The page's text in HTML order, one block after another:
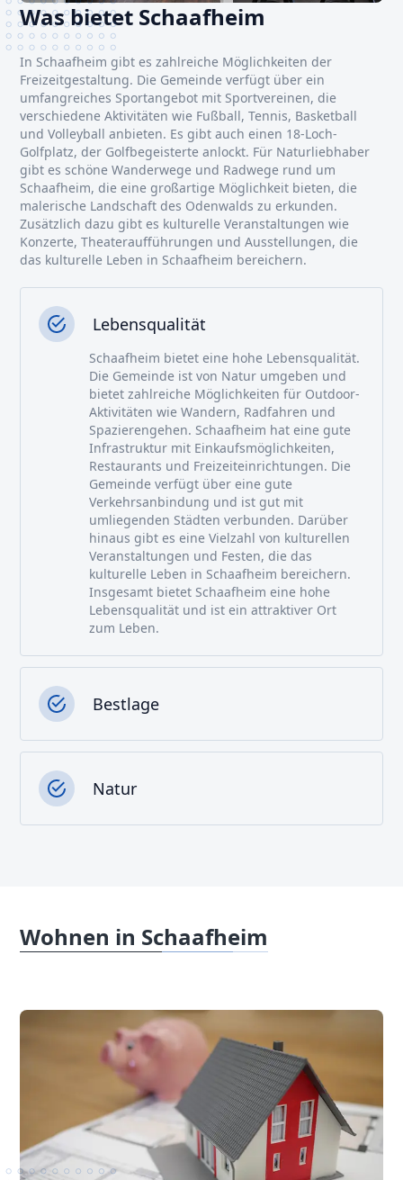
Was bietet Schaafheim
In Schaafheim gibt es zahlreiche Möglichkeiten der
Freizeitgestaltung. Die Gemeinde verfügt über ein
umfangreiches Sportangebot mit Sportvereinen, die
verschiedene Aktivitäten wie Fußball, Tennis, Basketball
und Volleyball anbieten. Es gibt auch einen 18-Loch-
Golfplatz, der Golfbegeisterte anlockt. Für Naturliebhaber
gibt es schöne Wanderwege und Radwege rund um
Schaafheim, die eine großartige Möglichkeit bieten, die
malerische Landschaft des Odenwalds zu erkunden.
Zusätzlich dazu gibt es kulturelle Veranstaltungen wie
Konzerte, Theateraufführungen und Ausstellungen, die
das kulturelle Leben in Schaafheim bereichern.
Lebensqualität
Schaafheim bietet eine hohe Lebensqualität.
Die Gemeinde ist von Natur umgeben und
bietet zahlreiche Möglichkeiten für Outdoor-
Aktivitäten wie Wandern, Radfahren und
Spazierengehen. Schaafheim hat eine gute
Infrastruktur mit Einkaufsmöglichkeiten,
Restaurants und Freizeiteinrichtungen. Die
Gemeinde verfügt über eine gute
Verkehrsanbindung und ist gut mit
umliegenden Städten verbunden. Darüber
hinaus gibt es eine Vielzahl von kulturellen
Veranstaltungen und Festen, die das
kulturelle Leben in Schaafheim bereichern.
Insgesamt bietet Schaafheim eine hohe
Lebensqualität und ist ein attraktiver Ort
zum Leben.
Bestlage
Natur
Wohnen in Schaafheim